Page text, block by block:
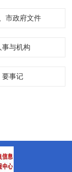
市政府文件
事与机构
要事记